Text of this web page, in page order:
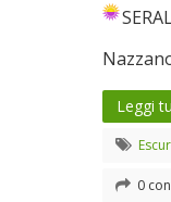
Leggi
0